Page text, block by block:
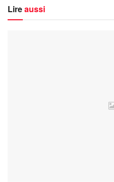
Lireaussi